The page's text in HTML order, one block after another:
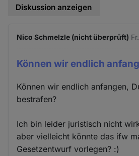
Diskussion anzeigen
Nico Schmelzle (nicht überprüft)
Können wir endlich
Können wir endlich anfangen,
bestrafen?
Ich bin leider juristisch nicht
aber vielleicht könnte das ifw
Gesetzentwurf vorlegen? :)